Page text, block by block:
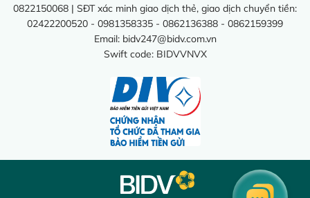
0822150068 | SĐT xác minh giao dịch thẻ, giao dịch chuyển tiền:
02422200520 - 0981358335 - 0862136388 - 0862159399
Email: bidv247@bidv.com.vn
Swift code: BIDVVNVX